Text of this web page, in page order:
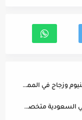
مطلوب للعمل فورا لدى كبرى مصانع الالمنيوم وزجاج في المملكة العربية السعودية في مدينة جازان
اعلان وظائف شاغره لدى شركة مقاولات في السعودية متخصصة في صناعة المياه وشبكات الصرف الصحي